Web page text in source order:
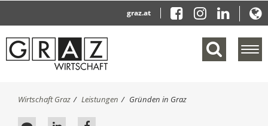
graz.at
M
e
S
Wirtschaft Graz Leistungen Gründen in Graz